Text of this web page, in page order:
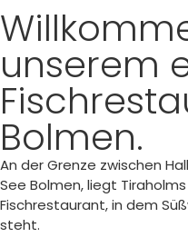
unserem
Bolmen.
An der Grenze zwischen
See Bolmen, liegt Tiraholms
Fischrestaurant, in dem
steht.